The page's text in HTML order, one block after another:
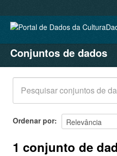
CONJUNTOS DE DADOS
ORGANIZAÇÕES
GRUPOS
SOBRE
Conjuntos de dados
Ordenar por
1 conjunto de